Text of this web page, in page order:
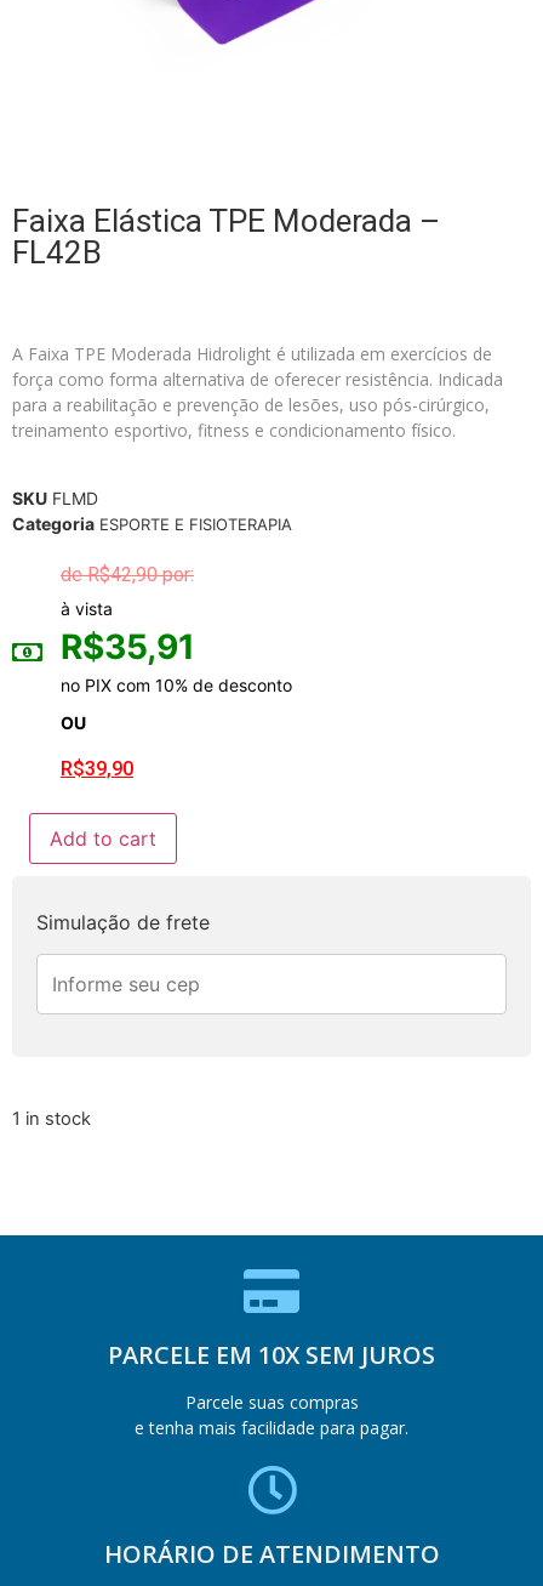
Faixa Elástica TPE Moderada –
FL42B
A Faixa TPE Moderada Hidrolight é utilizada em exercícios de
força como forma alternativa de oferecer resistência. Indicada
para a reabilitação e prevenção de lesões, uso pós-cirúrgico,
treinamento esportivo, fitness e condicionamento físico.
SKU FLMD
Categoria ESPORTE E FISIOTERAPIA
R$42,90
R$39,90
à vista
R$35,91
no PIX com 10% de desconto
OU
Add to cart
Simulação de frete
1 in stock
PARCELE EM 10X SEM JUROS
Parcele suas compras
e tenha mais facilidade para pagar.
HORÁRIO DE ATENDIMENTO